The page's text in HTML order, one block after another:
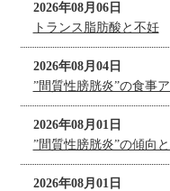
2026年08月06日
トランス脂肪酸と不妊
2026年08月04日
”間質性膀胱炎”の食事
2026年08月01日
”間質性膀胱炎”の傾向
2026年08月01日